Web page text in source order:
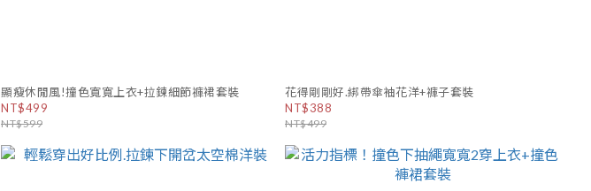
顯瘦休閒風!撞色寬寬上衣+拉鍊細節褲裙套裝
NT$499
NT$599
花得剛剛好.綁帶傘袖花洋+褲子套裝
NT$388
NT$499